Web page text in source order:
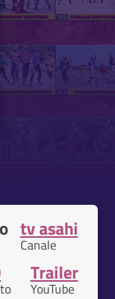
tv asahi
Canale
Trailer
YouTube